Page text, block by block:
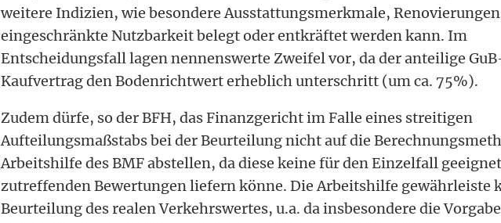
weitere Indizien, wie besondere Ausstattungsmerkmale,
eingeschränkte Nutzbarkeit belegt oder entkräftet werden kann. Im
Entscheidungsfall lagen nennenswerte Zweifel vor, da der anteilige
Kaufvertrag den Bodenrichtwert erheblich unterschritt (um ca. 75%).
Zudem dürfe, so der BFH, das Finanzgericht im Falle eines streitigen
Aufteilungsmaßstabs bei der Beurteilung nicht auf die
Arbeitshilfe des BMF abstellen, da diese keine für den Einzelfall
zutreffenden Bewertungen liefern könne. Die Arbeitshilfe gewährleiste
Beurteilung des realen Verkehrswertes, u.a. da insbesondere die